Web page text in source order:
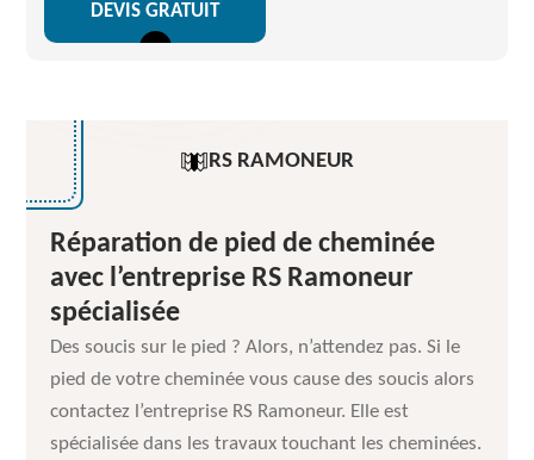
DEVIS GRATUIT
RS RAMONEUR
Réparation de pied de cheminée
avec l’entreprise RS Ramoneur
spécialisée
Des soucis sur le pied ? Alors, n’attendez pas. Si le
pied de votre cheminée vous cause des soucis alors
contactez l’entreprise RS Ramoneur. Elle est
spécialisée dans les travaux touchant les cheminées.